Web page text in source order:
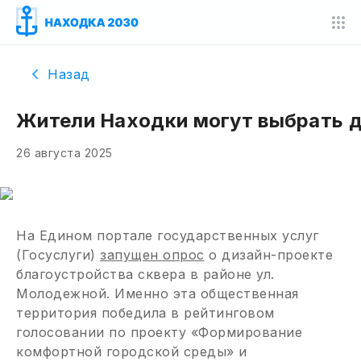
Назад
Жители Находки могут выбрать
26 августа 2025
На Едином портале государственных услуг
(Госуслуги) запущен опрос о дизайн-проекте
благоустройства сквера в районе ул.
Молодежной. Именно эта общественная
территория победила в рейтинговом
голосовании по проекту «Формирование
комфортной городской среды» и